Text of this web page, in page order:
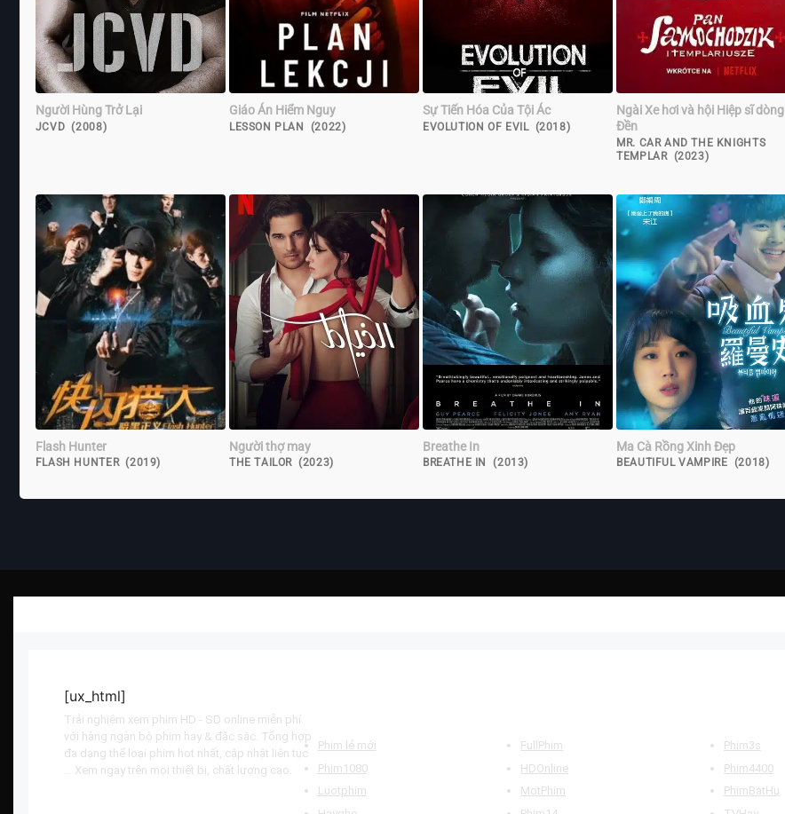
Người Hùng Trở Lại
JCVD (2008)
Giáo Án Hiểm Nguy
LESSON PLAN (2022)
Sự Tiến Hóa Của Tội Ác
EVOLUTION OF EVIL (2018)
Ngài Xe hơi và hội Hiệp sĩ dòng
Đền
MR. CAR AND THE KNIGHTS
TEMPLAR (2023)
Flash Hunter
FLASH HUNTER (2019)
Người thợ may
THE TAILOR (2023)
Breathe In
BREATHE IN (2013)
Ma Cà Rồng Xinh Đẹp
BEAUTIFUL VAMPIRE (2018)